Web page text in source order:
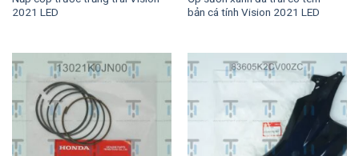
2021 LED
bản cá tính Vision 2021 LED